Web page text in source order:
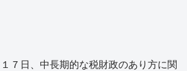
７日、中長期的な税財政のあり方に関